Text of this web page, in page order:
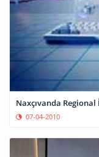
Naxçıvanda
07-04-2010